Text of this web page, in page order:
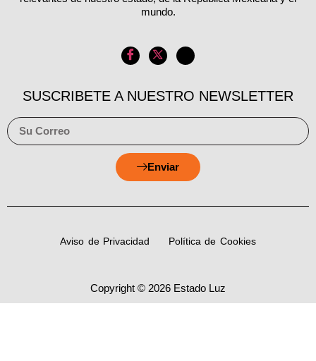
mundo.
SUSCRIBETE A NUESTRO NEWSLETTER
Enviar
Copyright © 2026 Estado Luz
Aviso de Privacidad Política de Cookies